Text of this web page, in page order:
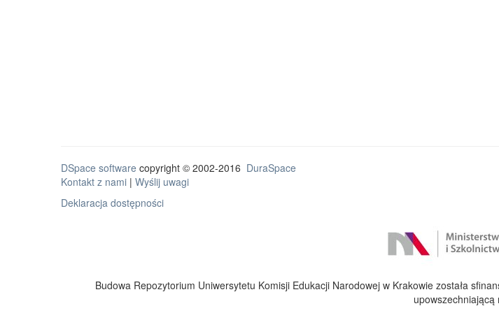
DSpace software copyright © 2002-2016 DuraSpace
Kontakt z nami | Wyślij uwagi
Deklaracja dostępności
Budowa Repozytorium Uniwersytetu Komisji Edukacji Narodowej w Krakowie została
upowszechniającą